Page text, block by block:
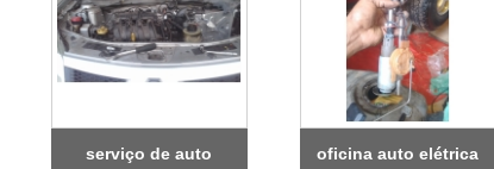
serviço de auto
oficina auto elétrica